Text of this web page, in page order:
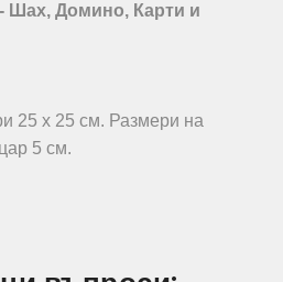
Шах, Домино, Карти и
25 х 25 см. Размери на
5 см.